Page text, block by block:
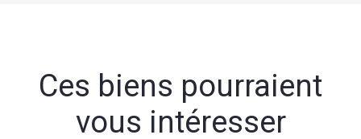
Ces biens pourraient
vous intéresser